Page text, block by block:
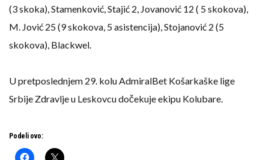
(3 skoka), Stamenković, Stajić 2, Jovanović 12 ( 5 skokova),
M. Jović 25 (9 skokova, 5 asistencija), Stojanović 2 (5
skokova), Blackwel.
U pretposlednjem 29. kolu AdmiralBet Košarkaške lige
Srbije Zdravlje u Leskovcu dočekuje ekipu Kolubare.
Podeli ovo: